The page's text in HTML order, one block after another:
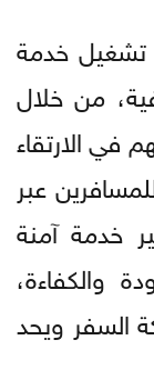
تشغيل خدمة
إضافية، من خلال
في الارتقاء
عبر
خدمة آمنة
والكفاءة،
السفر ويحد